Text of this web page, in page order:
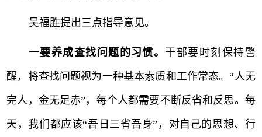
吴福胜提出三点指导意见。
一要养成查找问题的习惯。 干部要时刻保持警
醒，将查找问题视为一种基本素质和工作常态。“人无
完人，金无足赤”，每个人都需要不断反省和反思。每
天，我们都应该“吾日三省吾身”，对自己的思想、行